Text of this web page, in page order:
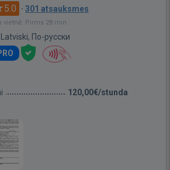
5.0 · 301 atsauksmes
vietnē: Pirms 28 min.
Latviski, По-русски
120,00€/stunda